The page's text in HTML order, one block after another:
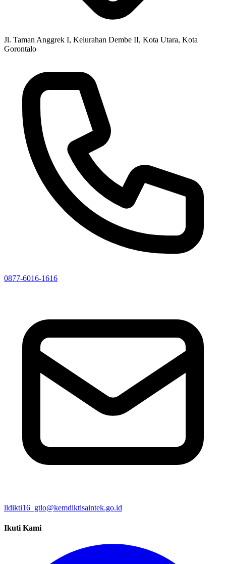
Jl. Taman Anggrek I, Kelurahan Dembe II, Kota Utara, Kota
Gorontalo
0877-6016-1616
lldikti16_gtlo@kemdiktisaintek.go.id
Ikuti Kami